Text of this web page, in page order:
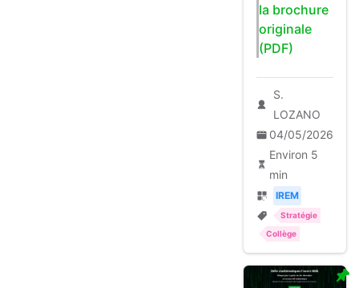
la brochure
originale
(PDF)
S.
LOZANO
04/05/2026
Environ 5
min
IREM
Stratégie
Collège